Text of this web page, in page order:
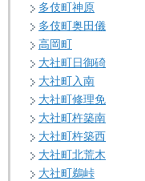
多伎町神原
多伎町奥田儀
高岡町
大社町日御碕
大社町入南
大社町修理免
大社町杵築南
大社町杵築西
大社町北荒木
大社町鵜峠